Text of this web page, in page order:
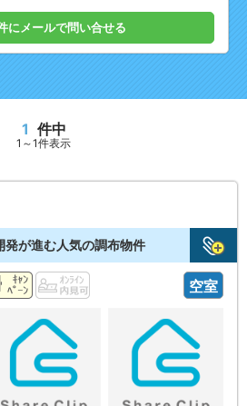
にメールで問い合せる
1 件中
1～1件表示
が進む人気の調布物件
空室